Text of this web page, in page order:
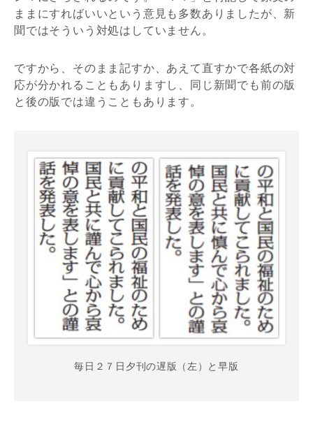
ままにすればいいという意見も多数ありましたが、新
聞ではそういう対処はしていません。
ですから、そのまま記すか、あえて直すかで各紙の対
応が分かれることもありますし、同じ新聞でも前の版
と後の版では違うこともあります。
毎日２７日夕刊の遅版（左）と早版